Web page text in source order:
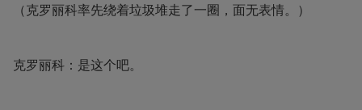
（克罗丽科率先绕着垃圾堆走了一圈，面无表情。）
克罗丽科：是这个吧。